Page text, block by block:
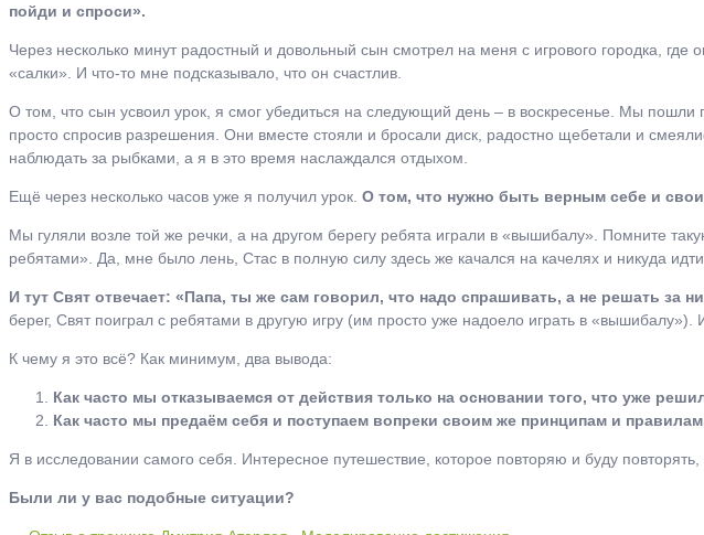
пойди и спроси».
Через несколько минут радостный и довольный сын смотрел на меня с игрового городка,
«салки». И что-то мне подсказывало, что он счастлив.
О том, что сын усвоил урок, я смог убедиться на следующий день – в воскресенье. Мы пошли
просто спросив разрешения. Они вместе стояли и бросали диск, радостно щебетали и
наблюдать за рыбками, а я в это время наслаждался отдыхом.
Ещё через несколько часов уже я получил урок. О том, что нужно быть верным себе и
Мы гуляли возле той же речки, а на другом берегу ребята играли в «вышибалу». Помните
ребятами». Да, мне было лень, Стас в полную силу здесь же качался на качелях и никуда
И тут Свят отвечает: «Папа, ты же сам говорил, что надо спрашивать, а не решать за
берег, Свят поиграл с ребятами в другую игру (им просто уже надоело играть в «вышибалу»).
К чему я это всё? Как минимум, два вывода:
Как часто мы отказываемся от действия только на основании того, что уже
Как часто мы предаём себя и поступаем вопреки своим же принципам и
Я в исследовании самого себя. Интересное путешествие, которое повторяю и буду
Были ли у вас подобные ситуации?